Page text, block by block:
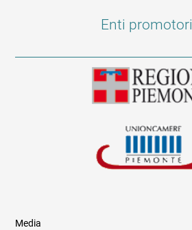
Enti promotori
Media